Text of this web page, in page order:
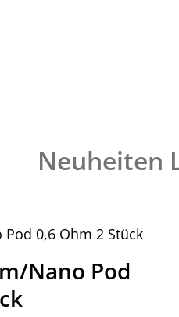
Neuheiten
Nano Pod